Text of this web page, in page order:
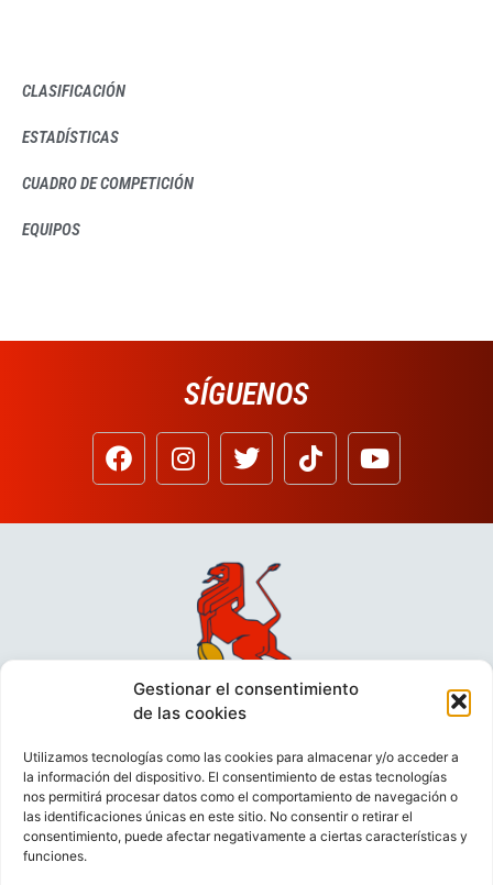
Gestionar el consentimiento
de las cookies
Utilizamos tecnologías como las cookies para almacenar y/o acceder a
la información del dispositivo. El consentimiento de estas tecnologías
nos permitirá procesar datos como el comportamiento de navegación o
las identificaciones únicas en este sitio. No consentir o retirar el
consentimiento, puede afectar negativamente a ciertas características y
funciones.
CLASIFICACIÓN
ESTADÍSTICAS
CUADRO DE COMPETICIÓN
EQUIPOS
SÍGUENOS